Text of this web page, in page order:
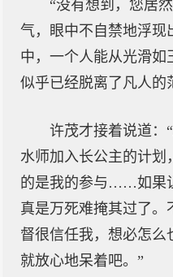
“没有想到，您居
气，眼中不自禁地浮现
中，一个人能从光滑如
似乎已经脱离了凡人的
许茂才接着说道：
水师加入长公主的计划
的是我的参与……如果
真是万死难掩其过了。
督很信任我，想必怎么
就放心地呆着吧。”